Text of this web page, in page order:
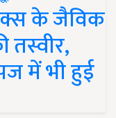
के जैविक
तस्वीर,
में भी हुई